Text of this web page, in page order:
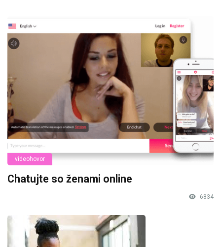
videohovor
Chatujte so ženami online
6834